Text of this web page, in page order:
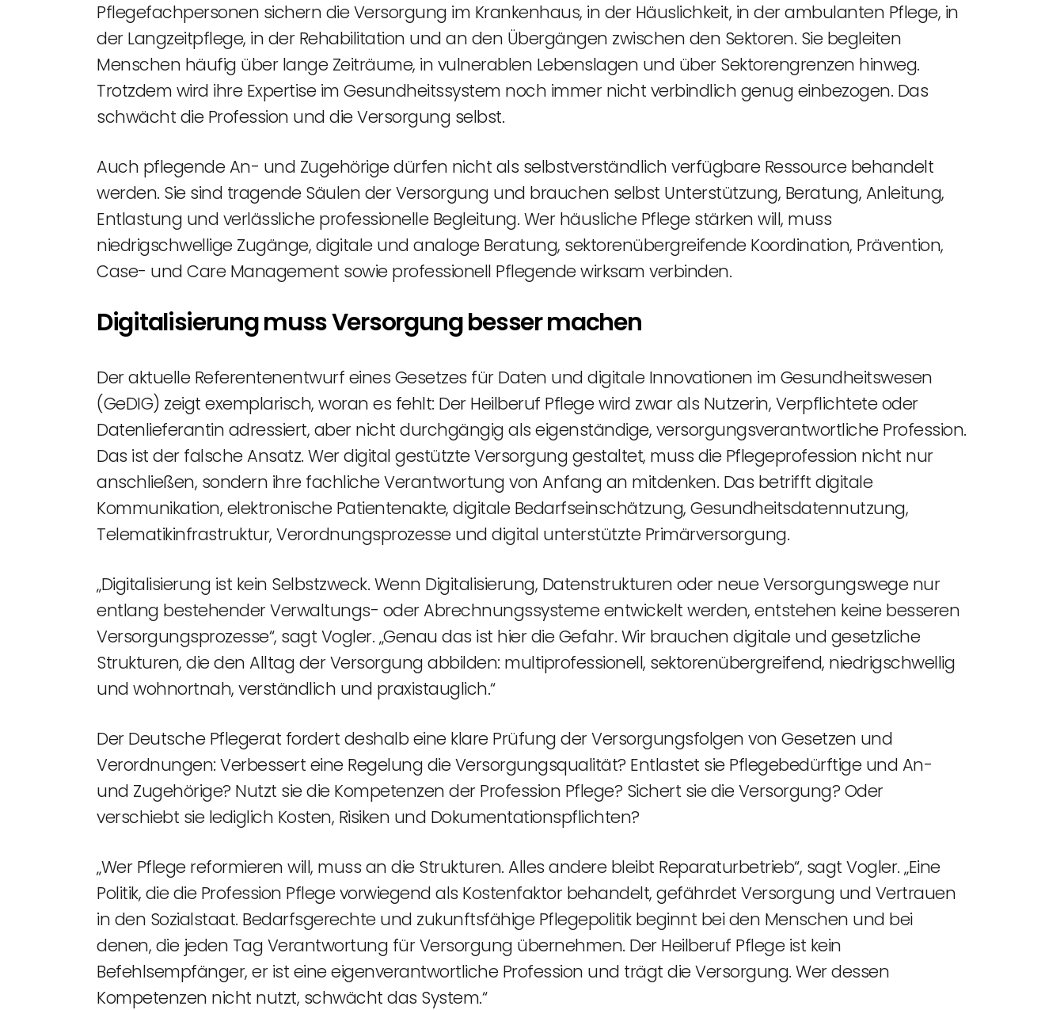
Pflegefachpersonen sichern die Versorgung im Krankenhaus, in der Häuslichkeit, in der ambulanten Pflege, in
der Langzeitpflege, in der Rehabilitation und an den Übergängen zwischen den Sektoren. Sie begleiten
Menschen häufig über lange Zeiträume, in vulnerablen Lebenslagen und über Sektorengrenzen hinweg.
Trotzdem wird ihre Expertise im Gesundheitssystem noch immer nicht verbindlich genug einbezogen. Das
schwächt die Profession und die Versorgung selbst.
Auch pflegende An- und Zugehörige dürfen nicht als selbstverständlich verfügbare Ressource behandelt
werden. Sie sind tragende Säulen der Versorgung und brauchen selbst Unterstützung, Beratung, Anleitung,
Entlastung und verlässliche professionelle Begleitung. Wer häusliche Pflege stärken will, muss
niedrigschwellige Zugänge, digitale und analoge Beratung, sektorenübergreifende Koordination, Prävention,
Case- und Care Management sowie professionell Pflegende wirksam verbinden.
Digitalisierung muss Versorgung besser machen
Der aktuelle Referentenentwurf eines Gesetzes für Daten und digitale Innovationen im Gesundheitswesen
(GeDIG) zeigt exemplarisch, woran es fehlt: Der Heilberuf Pflege wird zwar als Nutzerin, Verpflichtete oder
Datenlieferantin adressiert, aber nicht durchgängig als eigenständige, versorgungsverantwortliche Profession.
Das ist der falsche Ansatz. Wer digital gestützte Versorgung gestaltet, muss die Pflegeprofession nicht nur
anschließen, sondern ihre fachliche Verantwortung von Anfang an mitdenken. Das betrifft digitale
Kommunikation, elektronische Patientenakte, digitale Bedarfseinschätzung, Gesundheitsdatennutzung,
Telematikinfrastruktur, Verordnungsprozesse und digital unterstützte Primärversorgung.
„Digitalisierung ist kein Selbstzweck. Wenn Digitalisierung, Datenstrukturen oder neue Versorgungswege nur
entlang bestehender Verwaltungs- oder Abrechnungssysteme entwickelt werden, entstehen keine besseren
Versorgungsprozesse“, sagt Vogler. „Genau das ist hier die Gefahr. Wir brauchen digitale und gesetzliche
Strukturen, die den Alltag der Versorgung abbilden: multiprofessionell, sektorenübergreifend, niedrigschwellig
und wohnortnah, verständlich und praxistauglich.“
Der Deutsche Pflegerat fordert deshalb eine klare Prüfung der Versorgungsfolgen von Gesetzen und
Verordnungen: Verbessert eine Regelung die Versorgungsqualität? Entlastet sie Pflegebedürftige und An-
und Zugehörige? Nutzt sie die Kompetenzen der Profession Pflege? Sichert sie die Versorgung? Oder
verschiebt sie lediglich Kosten, Risiken und Dokumentationspflichten?
„Wer Pflege reformieren will, muss an die Strukturen. Alles andere bleibt Reparaturbetrieb“, sagt Vogler. „Eine
Politik, die die Profession Pflege vorwiegend als Kostenfaktor behandelt, gefährdet Versorgung und Vertrauen
in den Sozialstaat. Bedarfsgerechte und zukunftsfähige Pflegepolitik beginnt bei den Menschen und bei
denen, die jeden Tag Verantwortung für Versorgung übernehmen. Der Heilberuf Pflege ist kein
Befehlsempfänger, er ist eine eigenverantwortliche Profession und trägt die Versorgung. Wer dessen
Kompetenzen nicht nutzt, schwächt das System.“